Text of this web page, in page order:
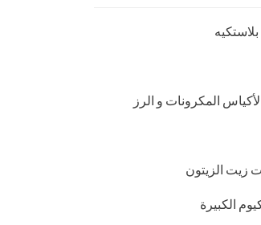
المكرونات و الرز
زيت الزيتون
الكبيرة